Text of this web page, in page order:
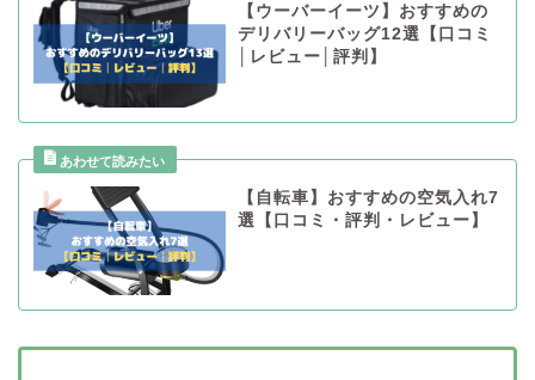
【ウーバーイーツ】おすすめの
デリバリーバッグ12選【口コミ
│レビュー│評判】
【自転車】おすすめの空気入れ7
選【口コミ・評判・レビュー】